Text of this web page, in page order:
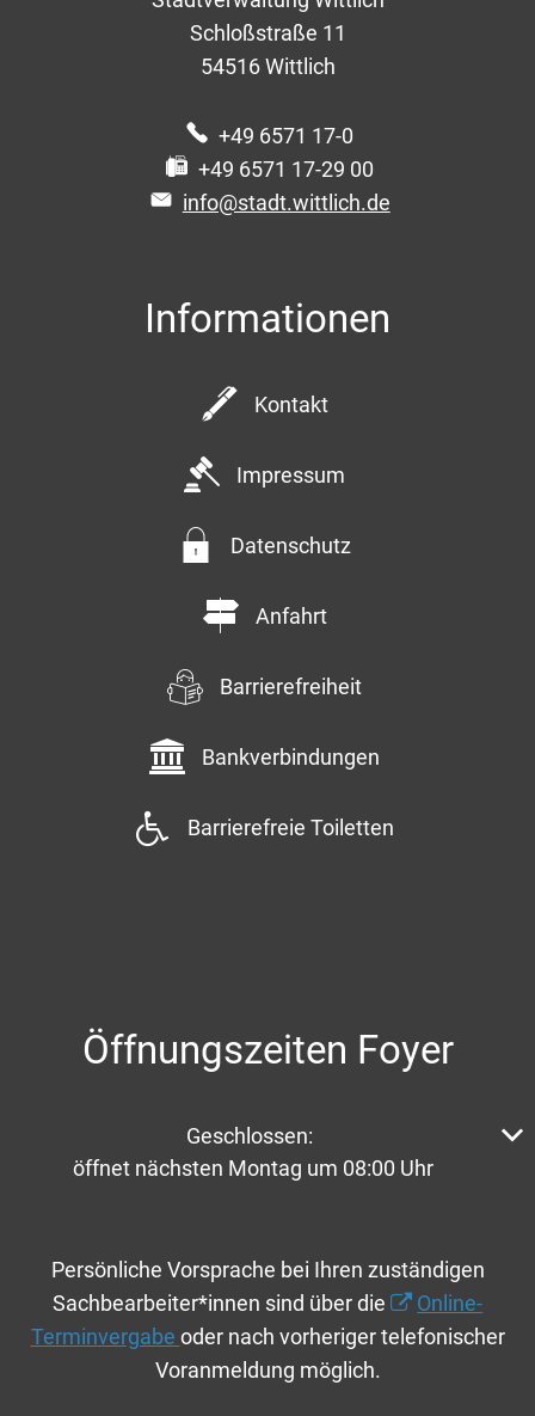
Schloßstraße 11
54516 Wittlich
+49 6571 17-0
+49 6571 17-29 00
info@stadt.wittlich.de
Informationen
Kontakt
Impressum
Datenschutz
Anfahrt
Barrierefreiheit
Bankverbindungen
Barrierefreie Toiletten
Öffnungszeiten Foyer
Klicken, um weitere Öffnungs- oder Schließzeiten
Geschlossen:
öffnet nächsten Montag um 08:00 Uhr
Persönliche Vorsprache bei Ihren zuständigen
Sachbearbeiter*innen sind über die
Online-
Terminvergabe oder nach vorheriger telefonischer
Voranmeldung möglich.